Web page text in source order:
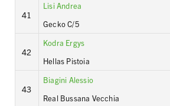
41
Lisi Andrea
Gecko C/5
42
Kodra Ergys
Hellas Pistoia
43
Biagini Alessio
Real Bussana Vecchia